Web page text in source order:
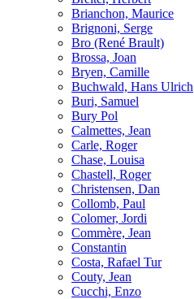
Brianchon, Maurice
Brignoni, Serge
Bro (René Brault)
Brossa, Joan
Bryen, Camille
Buchwald, Hans Ulrich
Buri, Samuel
Bury Pol
Calmettes, Jean
Carle, Roger
Chase, Louisa
Chastell, Roger
Christensen, Dan
Collomb, Paul
Colomer, Jordi
Commère, Jean
Constantin
Costa, Rafael Tur
Couty, Jean
Cucchi, Enzo